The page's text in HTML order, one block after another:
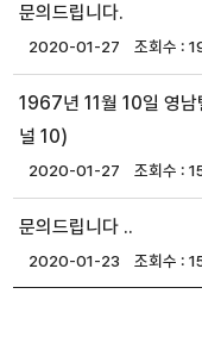
문의드립니다.
2020-01-27
1967년 11월 10일 영남
널 10)
2020-01-27
문의드립니다 ..
2020-01-23